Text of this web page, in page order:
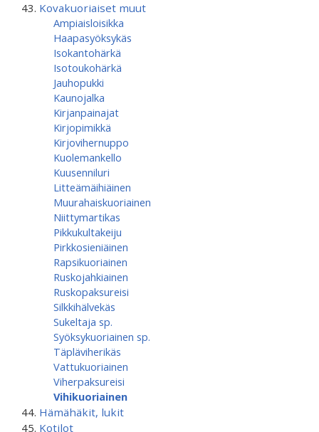
Kovakuoriaiset muut
Ampiaisloisikka
Haapasyöksykäs
Isokantohärkä
Isotoukohärkä
Jauhopukki
Kaunojalka
Kirjanpainajat
Kirjopimikkä
Kirjovihernuppo
Kuolemankello
Kuusenniluri
Litteämäihiäinen
Muurahaiskuoriainen
Niittymartikas
Pikkukultakeiju
Pirkkosieniäinen
Rapsikuoriainen
Ruskojahkiainen
Ruskopaksureisi
Silkkihälvekäs
Sukeltaja sp.
Syöksykuoriainen sp.
Täpläviherikäs
Vattukuoriainen
Viherpaksureisi
Vihikuoriainen
Hämähäkit, lukit
Kotilot